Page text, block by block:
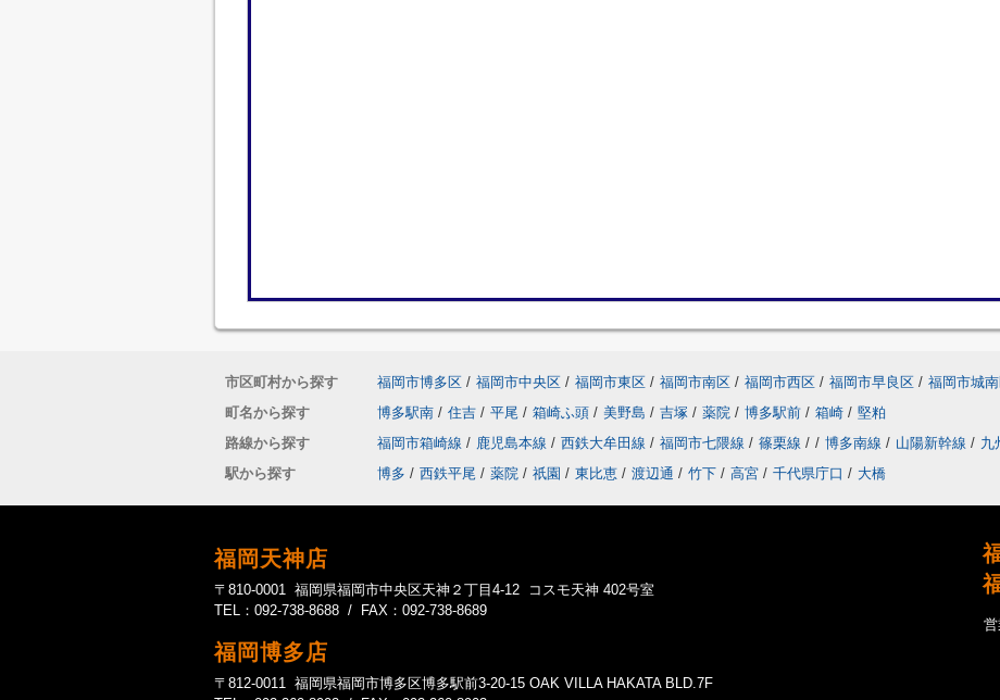
市区町村から探す 福岡市博多区 / 福岡市中央区 / 福岡市東区 / 福岡市南区 / 福岡市西区 / 福岡市早良区 / 福岡市城
町名から探す
博多駅南 / 住吉 / 平尾 / 箱崎ふ頭 / 美野島 / 吉塚 / 薬院 / 博多駅前 / 箱崎 / 堅粕
路線から探す
福岡市箱崎線 / 鹿児島本線 / 西鉄大牟田線 / 福岡市七隈線 / 篠栗線 / / 博多南線 / 山陽新幹線 / 九
駅から探す
博多 / 西鉄平尾 / 薬院 / 祇園 / 東比恵 / 渡辺通 / 竹下 / 高宮 / 千代県庁口 / 大橋
福岡天神店
〒810-0001 福岡県福岡市中央区天神２丁目4-12 コスモ天神 402号室
TEL：092-738-8688 / FAX：092-738-8689
福岡博多店
〒812-0011 福岡県福岡市博多区博多駅前3-20-15 OAK VILLA HAKATA BLD.7F